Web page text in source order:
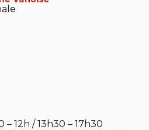
12h / 13h30 – 17h30